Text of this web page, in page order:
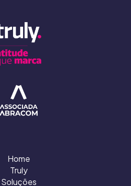
Home
Truly
Soluções